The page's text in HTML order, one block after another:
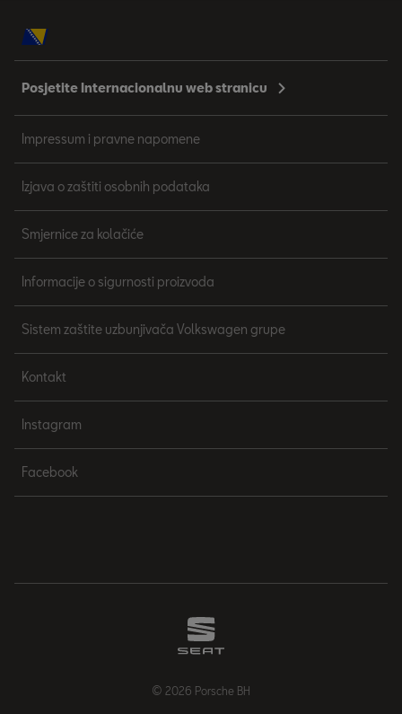
Posjetite Internacionalnu web stranicu
Impressum i pravne napomene
Izjava o zaštiti osobnih podataka
Smjernice za kolačiće
Informacije o sigurnosti proizvoda
Sistem zaštite uzbunjivača Volkswagen grupe
Kontakt
Instagram
Facebook
© 2026 Porsche BH